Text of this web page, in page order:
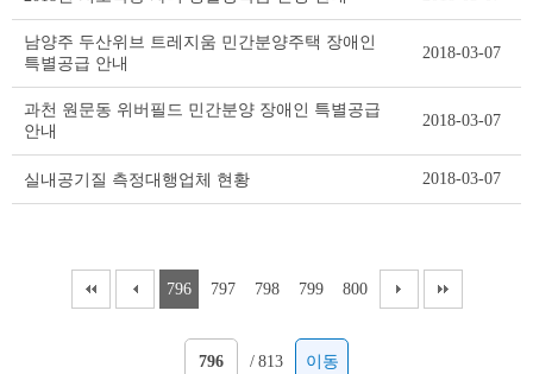
남양주 두산위브 트레지움 민간분양주택 장애인
특별공급 안내
2018-03-07
과천 원문동 위버필드 민간분양 장애인 특별공급
안내
2018-03-07
실내공기질 측정대행업체 현황 2018-03-07
796 797 798 799 800
/ 813 이동